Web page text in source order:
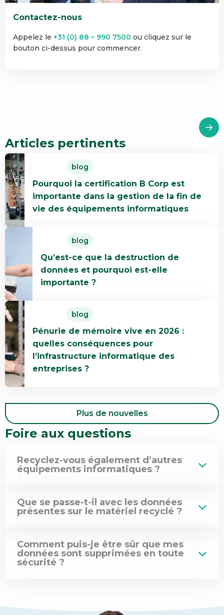
Contactez-nous
Appelez le +31 (0) 88 – 990 7500 ou cliquez sur le
bouton ci-dessus pour commencer.
Articles pertinents
blog
Pourquoi la certification B Corp est
importante dans la gestion de la fin de
vie des équipements informatiques
En
savoir
plus
Pourquoi
la
certification
importante
dans
la
gestion
de
la
fin
de
vie
des
blog
Qu’est-ce que la destruction de
données et pourquoi est-elle
importante ?
En
Qu’est-
ce
que
la
destruction
de
données
et
pourquoi
est-
?
blog
Pénurie de mémoire vive en 2026 :
quelles conséquences pour
l’infrastructure informatique des
entreprises ?
En
savoir
plus
Pénurie
de
mémoire
vive
2026
:
quelles
pour
l’infrastructure
entreprises
Plus de nouvelles
Foire aux questions
Recyclez-vous également d’autres
équipements informatiques ?
Que se passe-t-il avec les données
présentes sur le matériel recyclé ?
Comment puis-je être sûr que mes
données sont supprimées en toute
sécurité ?